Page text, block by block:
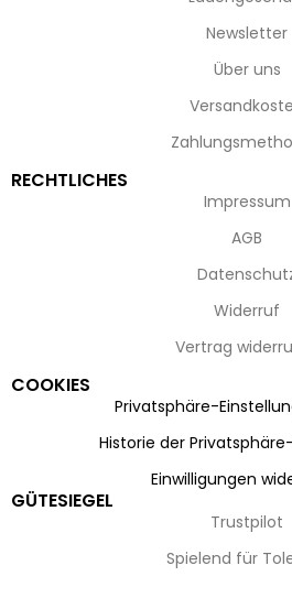
Newsletter
Über uns
RECHTLICHES
Impressum
AGB
Widerruf
Vertrag
COOKIES
Privatsphäre-
Historie der
Einwilligungen
GÜTESIEGEL
Trustpilot
Spielend für